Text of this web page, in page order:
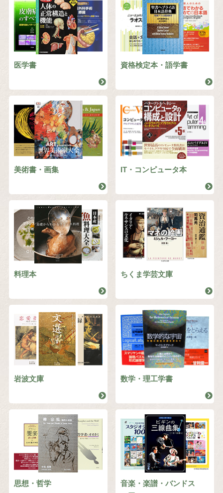
医学書 資格検定本・語学書
美術書・画集 IT・コンピュータ本
料理本 ちくま学芸文庫
岩波文庫 数学・理工学書
思想・哲学
音楽・楽譜・バンドス